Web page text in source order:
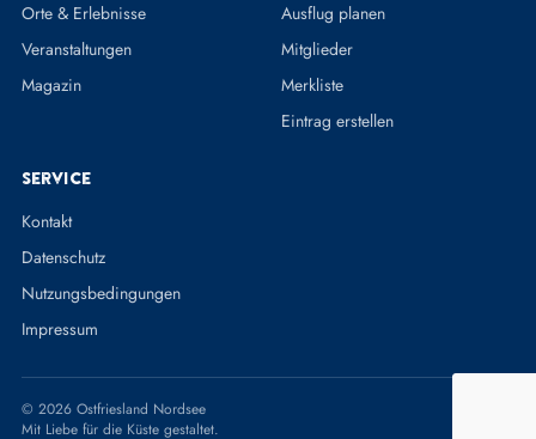
Orte & Erlebnisse
Veranstaltungen
Magazin
Ausflug planen
Mitglieder
Merkliste
Eintrag erstellen
Service
Kontakt
Datenschutz
Nutzungsbedingungen
Impressum
© 2026 Ostfriesland Nordsee
Mit Liebe für die Küste gestaltet.